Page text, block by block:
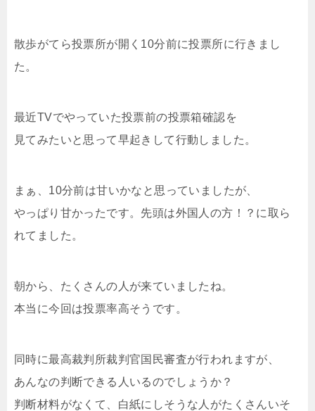
散歩がてら投票所が開く10分前に投票所に行きまし
た。
最近TVでやっていた投票前の投票箱確認を
見てみたいと思って早起きして行動しました。
まぁ、10分前は甘いかなと思っていましたが、
やっぱり甘かったです。先頭は外国人の方！？に取ら
れてました。
朝から、たくさんの人が来ていましたね。
本当に今回は投票率高そうです。
同時に最高裁判所裁判官国民審査が行われますが、
あんなの判断できる人いるのでしょうか？
判断材料がなくて、白紙にしそうな人がたくさんいそ